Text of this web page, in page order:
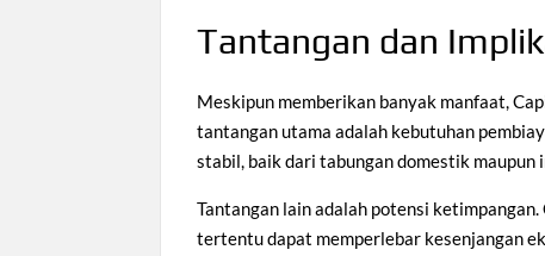
Tantangan dan
Meskipun memberikan banyak manfaat,
tantangan utama adalah kebutuhan
stabil, baik dari tabungan domestik maupun
Tantangan lain adalah potensi
tertentu dapat memperlebar kesenjangan